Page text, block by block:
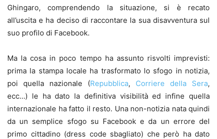
Ghingaro, comprendendo la situazione, si è recato
all’uscita e ha deciso di raccontare la sua disavventura sul
suo profilo di Facebook.
Ma la cosa in poco tempo ha assunto risvolti imprevisti:
prima la stampa locale ha trasformato lo sfogo in notizia,
poi quella nazionale (Repubblica, Corriere della Sera,
ecc…) le ha dato la definitiva visibilità ed infine quella
internazionale ha fatto il resto. Una non-notizia nata quindi
da un semplice sfogo su Facebook e da un errore del
primo cittadino (dress code sbagliato) che però ha dato